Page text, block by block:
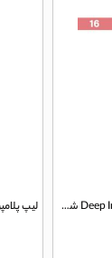
رژ لب جامد مدل دیپ ایمپکت Deep Impact شماره 16 نوت